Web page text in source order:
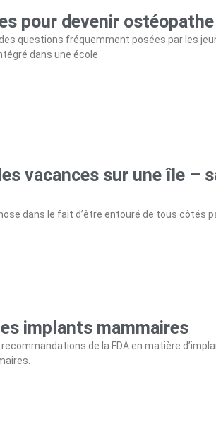
pour devenir ostéopathe
questions fréquemment posées par les
dans une école
vacances sur une île –
dans le fait d’être entouré de tous côtés
implants mammaires
de la FDA en matière